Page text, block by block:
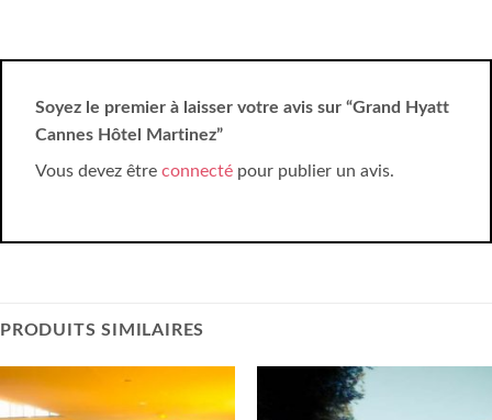
Soyez le premier à laisser votre avis sur “Grand Hyatt
Cannes Hôtel Martinez”
Vous devez être connecté pour publier un avis.
PRODUITS SIMILAIRES